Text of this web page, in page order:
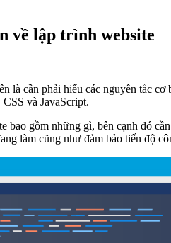
về lập trình website
là cần phải hiểu các nguyên tắc
và JavaScript.
bao gồm những gì, bên cạnh đó
làm cũng như đảm bảo tiến độ